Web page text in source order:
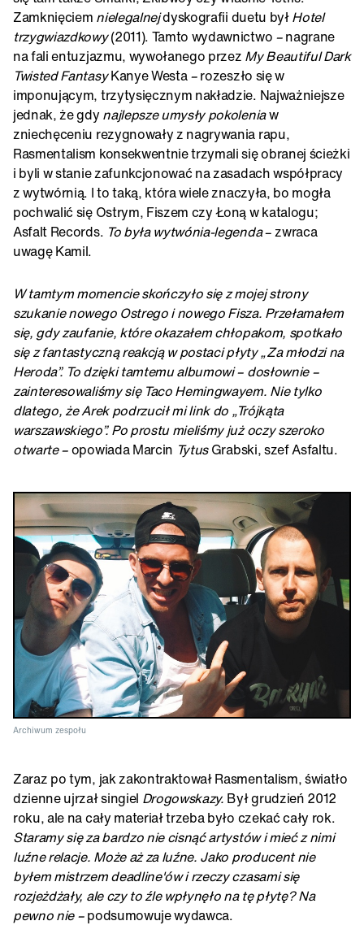
Zamknięciem nielegalnejdyskografii duetu byłHotel
trzygwiazdkowy(2011). Tamto wydawnictwo –nagrane
na fali entuzjazmu, wywołanego przez My Beautiful Dark
Twisted FantasyKanye Westa–rozeszło się w
imponującym, trzytysięcznym nakładzie. Najważniejsze
jednak, że gdy najlepsze umysły pokoleniaw
zniechęceniu rezygnowały z nagrywania rapu,
Rasmentalism konsekwentnie trzymali się obranej ścieżki
i byli w stanie zafunkcjonować na zasadach współpracy
z wytwórnią. I to taką, która wiele znaczyła, bo mogła
pochwalić się Ostrym, Fiszem czy Łoną w katalogu;
Asfalt Records. To była wytwónia-legenda– zwraca
uwagę Kamil.
W tamtym momencie skończyło się z mojej strony
szukanie nowego Ostrego i nowego Fisza. Przełamałem
się, gdy zaufanie, które okazałem chłopakom, spotkało
się z fantastyczną reakcją w postaci płyty „Za młodzi na
Heroda”. To dzięki tamtemu albumowi – dosłownie –
zainteresowaliśmy się Taco Hemingwayem. Nie tylko
dlatego, że Arek podrzucił mi link do „Trójkąta
warszawskiego”. Po prostu mieliśmy już oczy szeroko
otwarte –opowiada Marcin TytusGrabski, szef Asfaltu.
Archiwum zespołu
Zaraz po tym, jak zakontraktował Rasmentalism, światło
dzienne ujrzał singiel Drogowskazy. Był grudzień 2012
roku, ale na cały materiał trzeba było czekać cały rok.
Staramy się za bardzo nie cisnąć artystów i mieć z nimi
luźne relacje. Może aż za luźne. Jako producent nie
byłem mistrzem deadline'ów i rzeczy czasami się
rozjeżdżały, ale czy to źle wpłynęło na tę płytę? Na
pewno nie –podsumowuje wydawca.